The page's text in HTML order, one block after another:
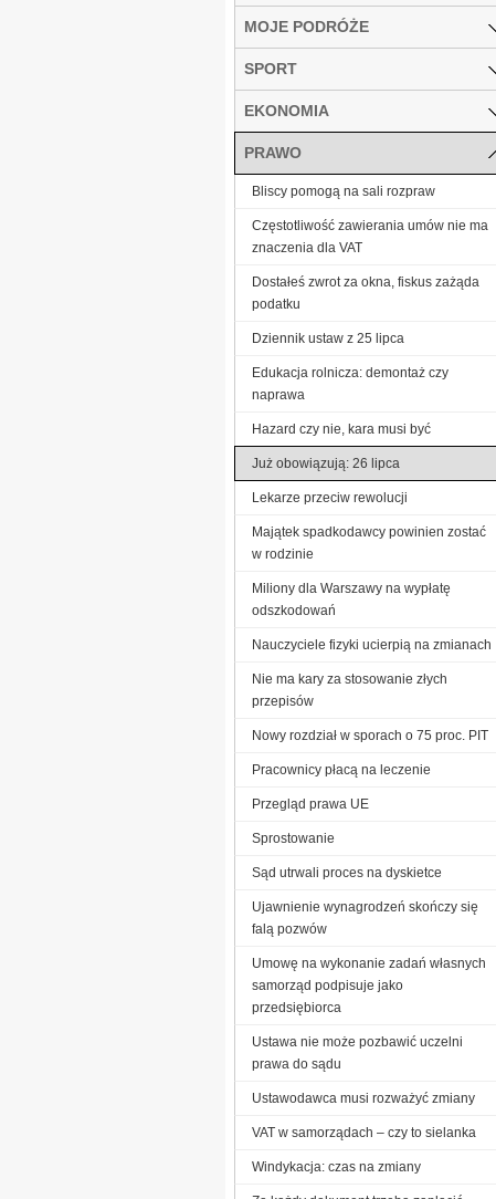
MOJE PODRÓŻE
SPORT
EKONOMIA
PRAWO
Bliscy pomogą na sali rozpraw
Częstotliwość zawierania umów nie ma
znaczenia dla VAT
Dostałeś zwrot za okna, fiskus zażąda
podatku
Dziennik ustaw z 25 lipca
Edukacja rolnicza: demontaż czy
naprawa
Hazard czy nie, kara musi być
Już obowiązują: 26 lipca
Lekarze przeciw rewolucji
Majątek spadkodawcy powinien zostać
w rodzinie
Miliony dla Warszawy na wypłatę
odszkodowań
Nauczyciele fizyki ucierpią na zmianach
Nie ma kary za stosowanie złych
przepisów
Nowy rozdział w sporach o 75 proc. PIT
Pracownicy płacą na leczenie
Przegląd prawa UE
Sprostowanie
Sąd utrwali proces na dyskietce
Ujawnienie wynagrodzeń skończy się
falą pozwów
Umowę na wykonanie zadań własnych
samorząd podpisuje jako
przedsiębiorca
Ustawa nie może pozbawić uczelni
prawa do sądu
Ustawodawca musi rozważyć zmiany
VAT w samorządach – czy to sielanka
Windykacja: czas na zmiany